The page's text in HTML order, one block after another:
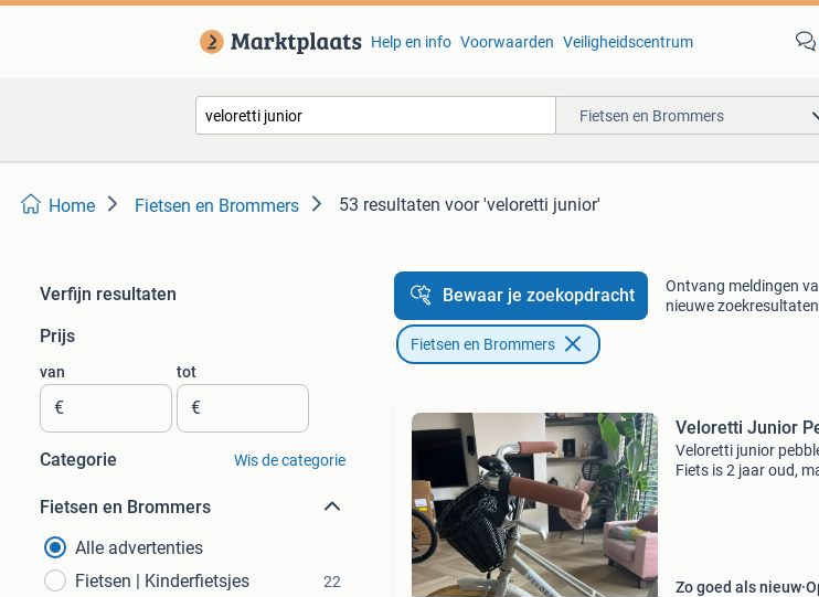
Help en info Voorwaarden Veiligheidscentrum
Fietsen en Brommers
Home Fietsen en Brommers 53 resultaten voor 'veloretti junior'
Verfijn resultaten
Prijs
van
€
tot
€
Categorie Wis de categorie
Fietsen en Brommers
Alle advertenties
Fietsen | Kinderfietsjes
22
Bewaar je zoekopdracht
Ontvang meldingen
nieuwe zoekresultaten
Fietsen en Brommers
Veloretti Junior
Veloretti junior
Fiets is 2 jaar oud,
Zo goed als nieuw